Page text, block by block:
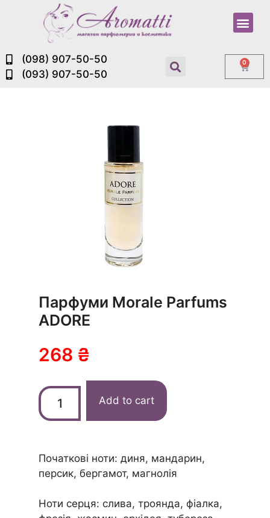
(098) 907-50-50
(093) 907-50-50
0
Парфуми Morale Parfums
ADORE
268 ₴
Add to cart
Початкові ноти: диня, мандарин,
персик, бергамот, магнолія
Ноти серця: слива, троянда, фіалка,